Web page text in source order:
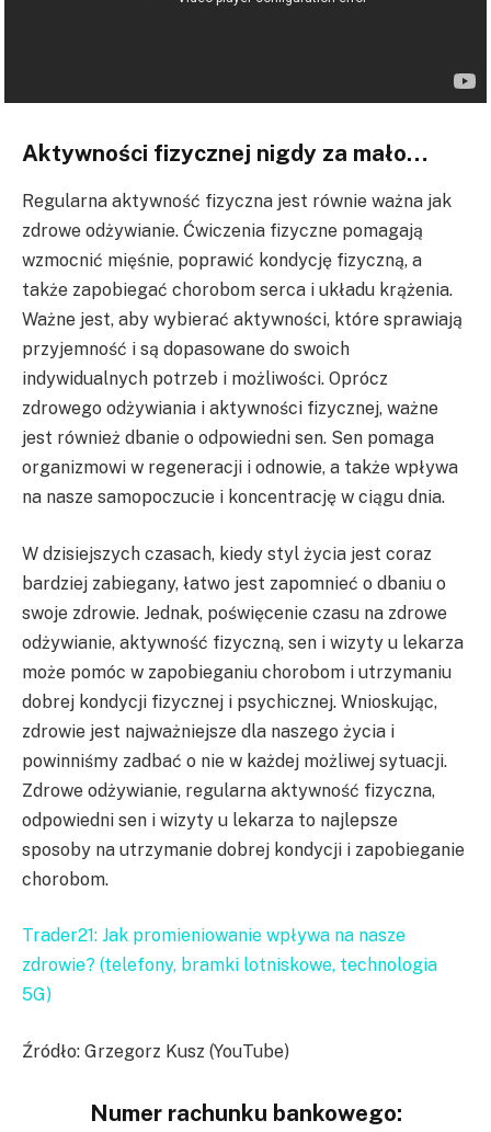
Aktywności fizycznej nigdy za mało…
Regularna aktywność fizyczna jest równie ważna jak
zdrowe odżywianie. Ćwiczenia fizyczne pomagają
wzmocnić mięśnie, poprawić kondycję fizyczną, a
także zapobiegać chorobom serca i układu krążenia.
Ważne jest, aby wybierać aktywności, które sprawiają
przyjemność i są dopasowane do swoich
indywidualnych potrzeb i możliwości. Oprócz
zdrowego odżywiania i aktywności fizycznej, ważne
jest również dbanie o odpowiedni sen. Sen pomaga
organizmowi w regeneracji i odnowie, a także wpływa
na nasze samopoczucie i koncentrację w ciągu dnia.
W dzisiejszych czasach, kiedy styl życia jest coraz
bardziej zabiegany, łatwo jest zapomnieć o dbaniu o
swoje zdrowie. Jednak, poświęcenie czasu na zdrowe
odżywianie, aktywność fizyczną, sen i wizyty u lekarza
może pomóc w zapobieganiu chorobom i utrzymaniu
dobrej kondycji fizycznej i psychicznej. Wnioskując,
zdrowie jest najważniejsze dla naszego życia i
powinniśmy zadbać o nie w każdej możliwej sytuacji.
Zdrowe odżywianie, regularna aktywność fizyczna,
odpowiedni sen i wizyty u lekarza to najlepsze
sposoby na utrzymanie dobrej kondycji i zapobieganie
chorobom.
Trader21: Jak promieniowanie wpływa na nasze
zdrowie? (telefony, bramki lotniskowe, technologia
5G)
Źródło: Grzegorz Kusz (YouTube)
Numer rachunku bankowego: